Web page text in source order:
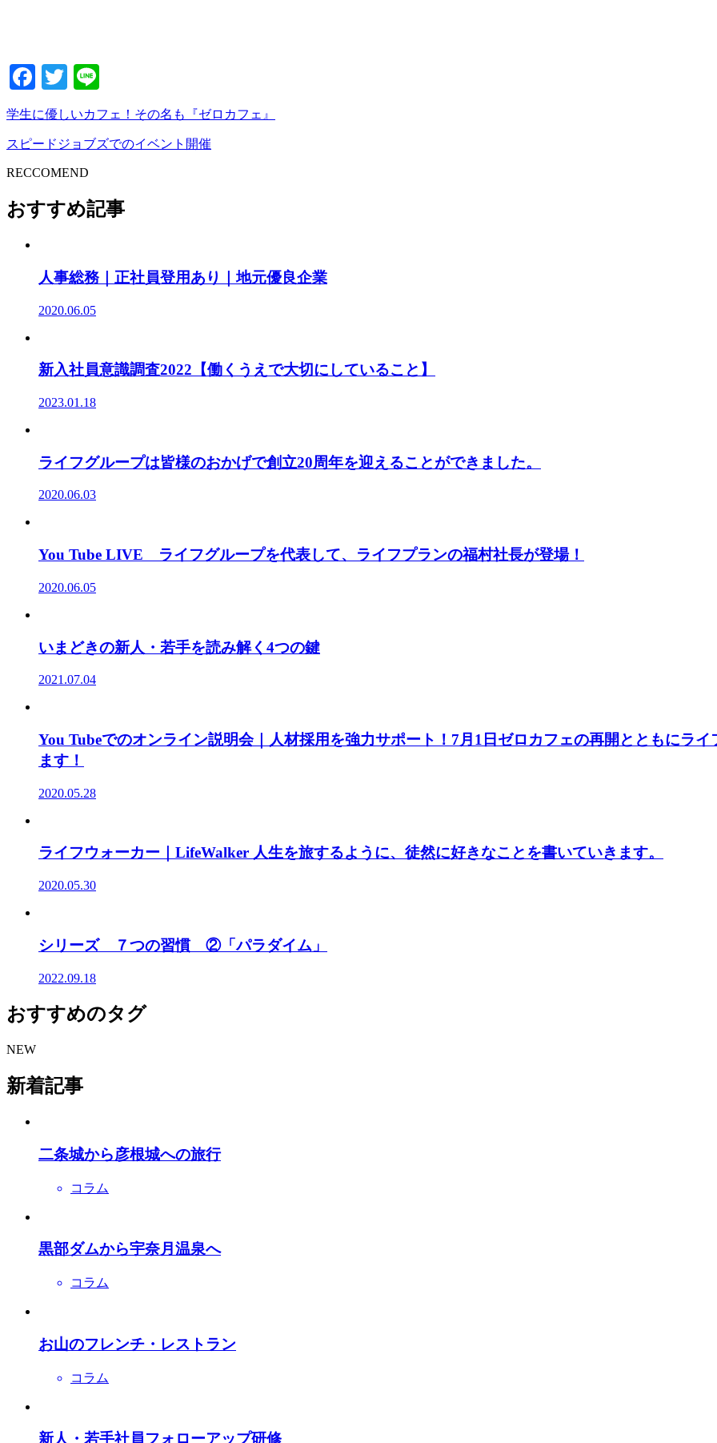
Facebook
Twitter
学生に優しいカフェ！その名も『ゼロカフェ』
スピードジョブズでのイベント開催
RECCOMEND
おすすめ記事
人事総務｜正社員登用あり｜地元優良企業
2020.06.05
新入社員意識調査2022【働くうえで大切にしていること】
2023.01.18
ライフグループは皆様のおかげで創立20周年を迎えることができました。
2020.06.03
You Tube LIVE ライフグループを代表して、ライフプランの福村社長が登場！
2020.06.05
いまどきの新人・若手を読み解く4つの鍵
2021.07.04
You Tubeでのオンライン説明会｜人材採用を強力サポート！7月1日ゼロカフェの再開とともにラ
ます！
2020.05.28
ライフウォーカー｜LifeWalker 人生を旅するように、徒然に好きなことを書いていきます。
2020.05.30
シリーズ ７つの習慣 ②「パラダイム」
2022.09.18
おすすめのタグ
NEW
新着記事
二条城から彦根城への旅行
コラム
黒部ダムから宇奈月温泉へ
コラム
お山のフレンチ・レストラン
コラム
新人・若手社員フォローアップ研修